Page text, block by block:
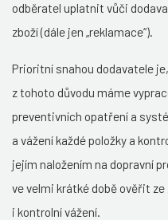
odběratel uplatnit vůči
zboží (dále jen „reklamace“).
Prioritní snahou dodavatele
z tohoto důvodu máme
preventivních opatření a
a vážení každé položky a
jejím naložením na dopravní
ve velmi krátké době ověřit ze
i kontrolní vážení.